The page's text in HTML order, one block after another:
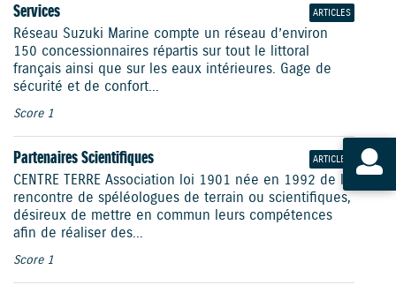
ARTICLES
Services
Réseau Suzuki Marine compte un réseau d’environ
150 concessionnaires répartis sur tout le littoral
français ainsi que sur les eaux intérieures. Gage de
sécurité et de confort...
Score 1
ARTICLES
Partenaires Scientifiques
CENTRE TERRE Association loi 1901 née en 1992 de la
rencontre de spéléologues de terrain ou scientifiques,
désireux de mettre en commun leurs compétences
afin de réaliser des...
Score 1